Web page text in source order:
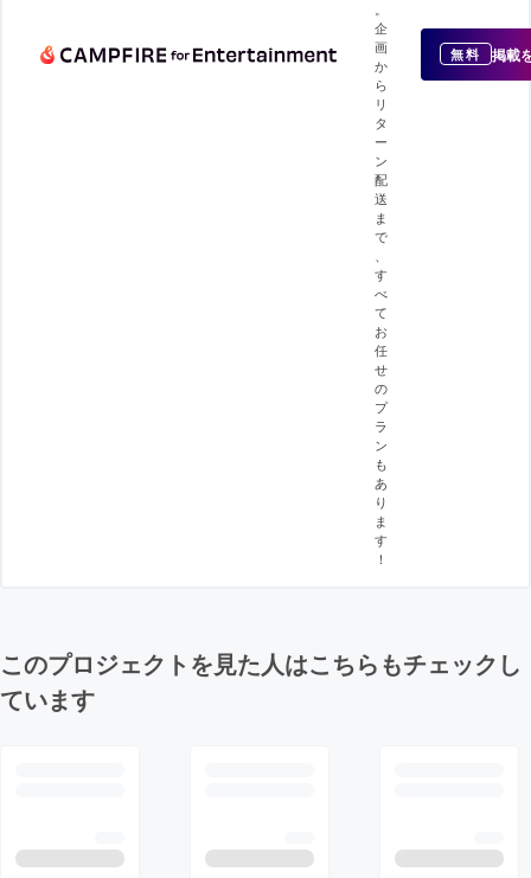
企
画
か
ら
リ
タ
ー
ン
配
送
ま
で
す
べ
て
お
任
せ
の
プ
ラ
ン
も
あ
り
ま
す
！
無料 掲載
このプロジェクトを見た人はこちらもチェックし
ています